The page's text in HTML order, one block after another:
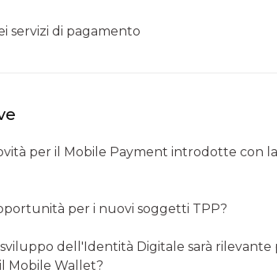
servizi di pagamento
per il Mobile Payment introdotte con
per i nuovi soggetti TPP?
dell'Identità Digitale sarà rilevante
Mobile Wallet?